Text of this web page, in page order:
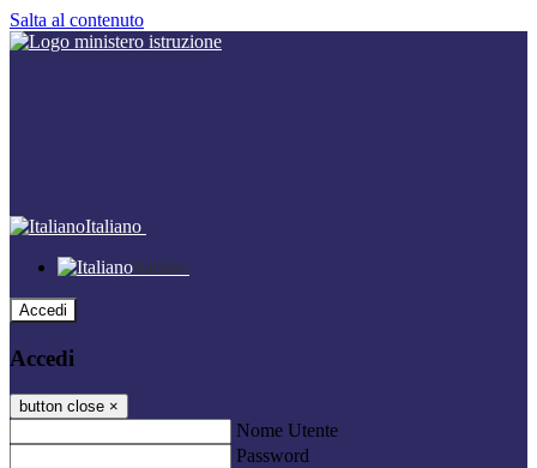
Salta al contenuto
Italiano
Italiano
Accedi
Accedi
button close ×
Nome Utente
Password